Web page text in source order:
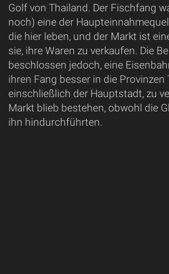
Golf von Thailand. Der Fischfang
noch) eine der
die hier leben, und der Markt ist
sie, ihre Waren zu verkaufen. Die
beschlossen jedoch, eine
ihren Fang besser in die Provinzen
einschließlich der Hauptstadt, zu
Markt blieb bestehen, obwohl die
ihn hindurchführten.